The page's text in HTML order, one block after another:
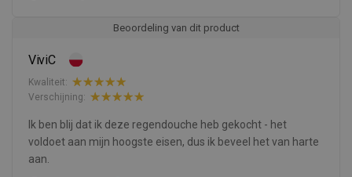
Beoordeling van dit product
ViviC
Kwaliteit:
Verschijning:
Ik ben blij dat ik deze regendouche heb gekocht - het
voldoet aan mijn hoogste eisen, dus ik beveel het van harte
aan.